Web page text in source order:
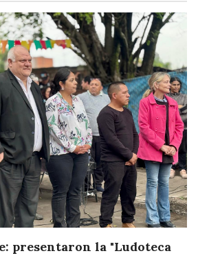
presentaron la "Ludoteca